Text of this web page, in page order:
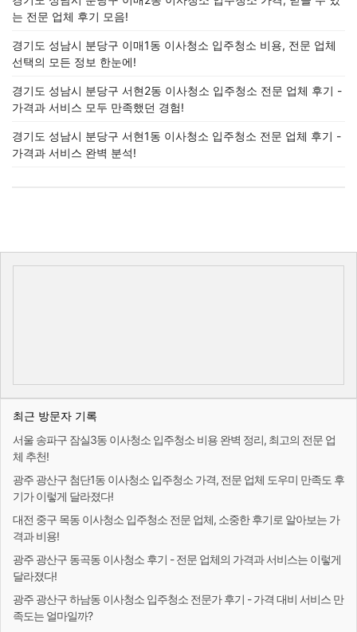
는 전문 업체 후기 모음!
경기도 성남시 분당구 이매1동 이사청소 입주청소 비용, 전문 업체
선택의 모든 정보 한눈에!
경기도 성남시 분당구 서현2동 이사청소 입주청소 전문 업체 후기 -
가격과 서비스 모두 만족했던 경험!
경기도 성남시 분당구 서현1동 이사청소 입주청소 전문 업체 후기 -
가격과 서비스 완벽 분석!
최근 방문자 기록
서울 송파구 잠실3동 이사청소 입주청소 비용 완벽 정리, 최고의 전문 업
체 추천!
광주 광산구 첨단1동 이사청소 입주청소 가격, 전문 업체 도우미 만족도 후
기가 이렇게 달라졌다!
대전 중구 목동 이사청소 입주청소 전문 업체, 소중한 후기로 알아보는 가
격과 비용!
광주 광산구 동곡동 이사청소 후기 - 전문 업체의 가격과 서비스는 이렇게
달라졌다!
광주 광산구 하남동 이사청소 입주청소 전문가 후기 - 가격 대비 서비스 만
족도는 얼마일까?